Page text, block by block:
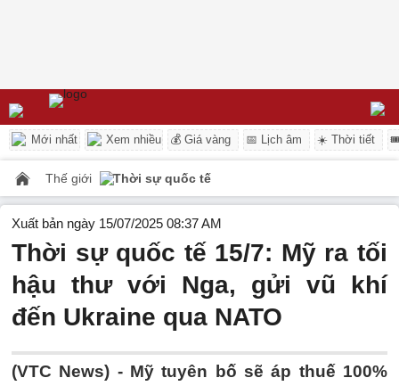
Mới nhất Xem nhiều 💰 Giá vàng 📅 Lịch âm ☀️ Thời tiết
Thế giới Thời sự quốc tế
Xuất bản ngày 15/07/2025 08:37 AM
Thời sự quốc tế 15/7: Mỹ ra tối
hậu thư với Nga, gửi vũ khí
đến Ukraine qua NATO
(VTC News) - Mỹ tuyên bố sẽ áp thuế 100%